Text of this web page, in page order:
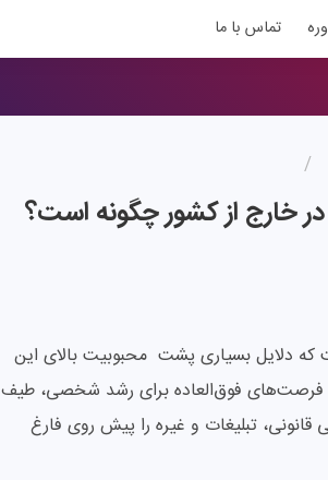
تماس با ما
/
خارج از کشور چگونه است؟
دلایل بسیاری پشت محبوبیت بالای این
فرصت‌های فوق‌العاده برای رشد شخصی، طیف
تبلیغات و غیره را پیش روی فارغ